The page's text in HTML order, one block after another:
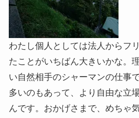
わたし個人としては法人からフ
たことがいちばん大きいかな。
い自然相手のシャーマンの仕事
多いのもあって、より自由な立
んです。おかげさまで、めちゃ